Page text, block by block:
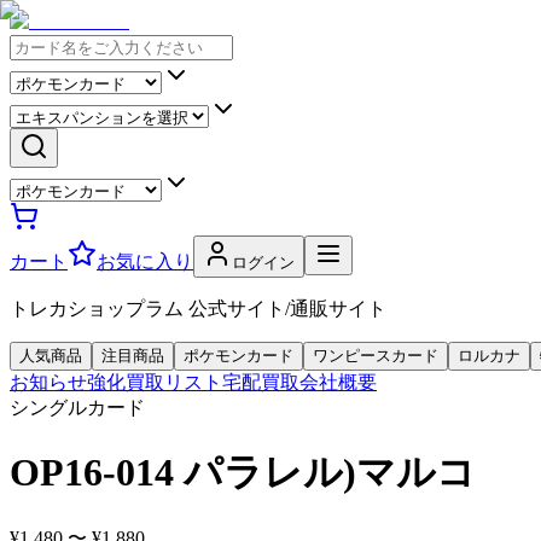
カート お気に入り ログイン
トレカショップラム 公式サイト/通販サイト
人気商品 注目商品 ポケモンカード ワンピースカード ロルカナ
お知らせ強化買取リスト 宅配買取会社概要
シングルカード
OP16-014 パラレル)マルコ